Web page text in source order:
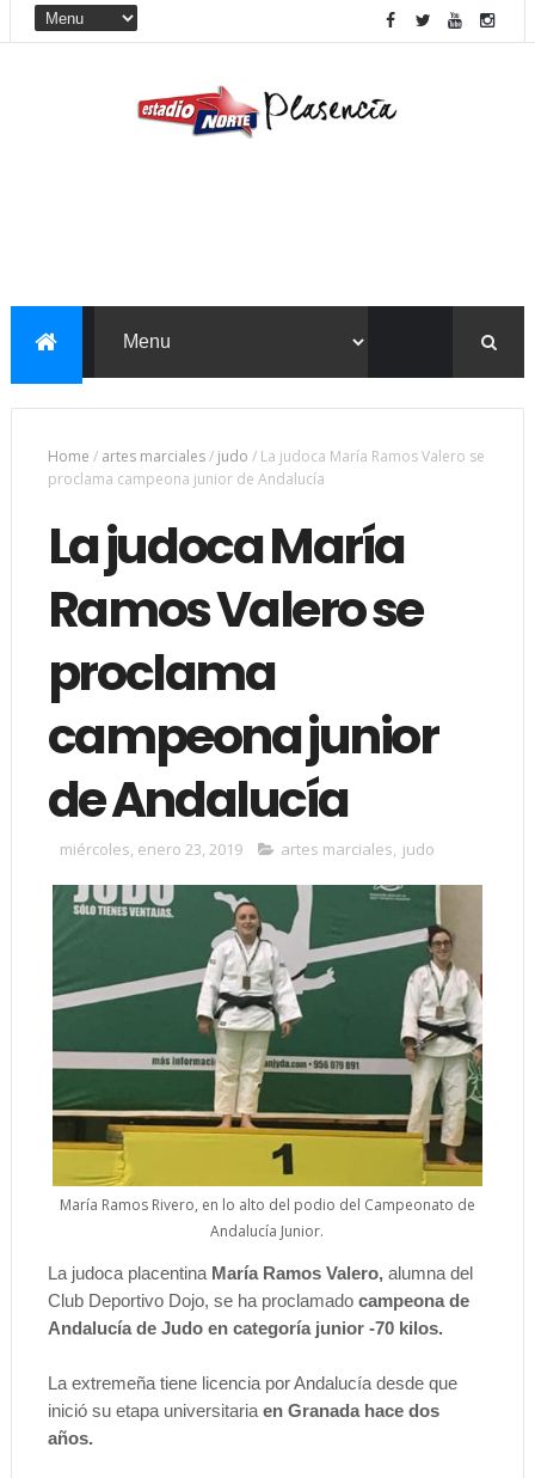
Home / artes marciales/ judo / La judoca María Ramos Valero se
proclama campeona junior de Andalucía
La judoca María
Ramos Valero se
proclama
campeona junior
de Andalucía
miércoles, enero 23, 2019 artes marciales, judo
María Ramos Rivero, en lo alto del podio del Campeonato de
Andalucía Junior.
La judoca placentina María Ramos Valero,alumna del
Club Deportivo Dojo, se ha proclamado campeona de
Andalucía de Judo en categoría junior -70 kilos.
La extremeña tiene licencia por Andalucía desde que
inició su etapa universitaria en Granada hace dos
años.